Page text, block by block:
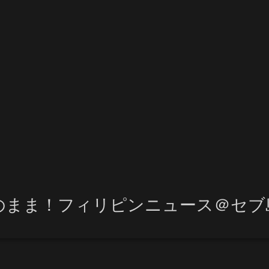
まま！フィリピンニュース＠セブ